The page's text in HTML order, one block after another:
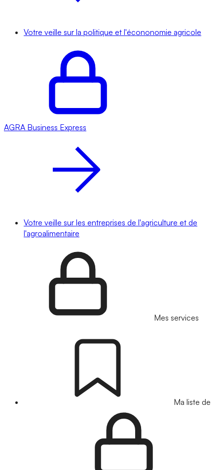
Votre veille sur la politique et l'écononomie agricole
AGRA Business Express
Votre veille sur les entreprises de l'agriculture et de
l'agroalimentaire
Mes services
Ma liste de